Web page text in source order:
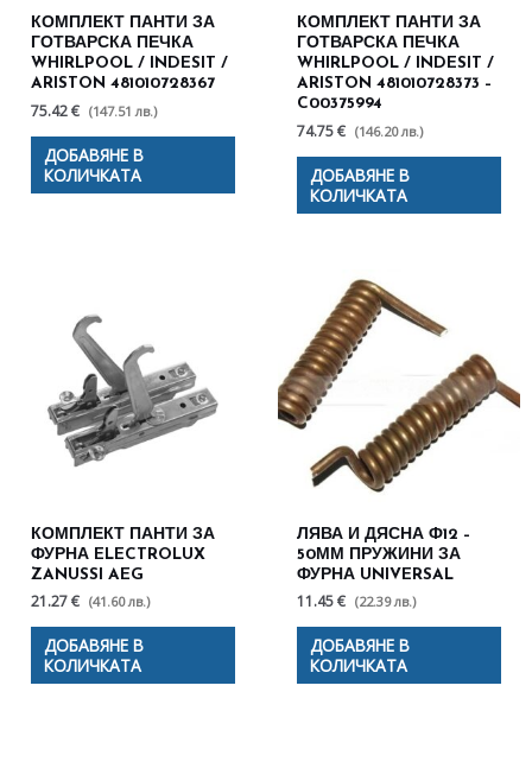
КОМПЛЕКТ ПАНТИ ЗА
ГОТВАРСКА ПЕЧКА
WHIRLPOOL / INDESIT /
ARISTON 481010728367
75.42 € (147.51 лв.)
ДОБАВЯНЕ В
КОЛИЧКАТА
КОМПЛЕКТ ПАНТИ ЗА
ГОТВАРСКА ПЕЧКА
WHIRLPOOL / INDESIT /
ARISTON 481010728373 –
C00375994
74.75 € (146.20 лв.)
ДОБАВЯНЕ В
КОЛИЧКАТА
КОМПЛЕКТ ПАНТИ ЗА
ФУРНА ELECTROLUX
ZANUSSI AEG
21.27 € (41.60 лв.)
ДОБАВЯНЕ В
КОЛИЧКАТА
ЛЯВА И ДЯСНА Ф12 –
50ММ ПРУЖИНИ ЗА
ФУРНА UNIVERSAL
11.45 € (22.39 лв.)
ДОБАВЯНЕ В
КОЛИЧКАТА